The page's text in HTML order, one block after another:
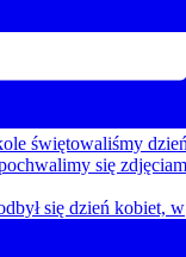
się dzień kobiet, w